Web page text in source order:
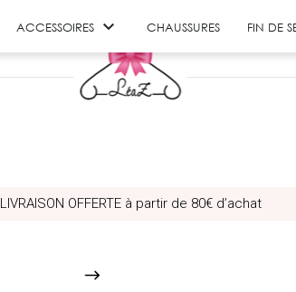
ACCESSOIRES  CHAUSSURES FIN DE
LIVRAISON OFFERTE à partir de 80€ d’achat